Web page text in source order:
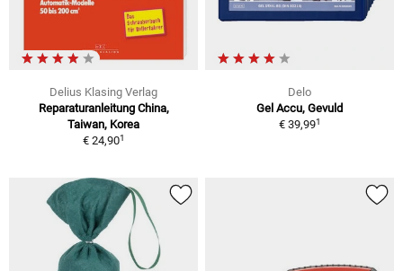
Delius Klasing Verlag
Reparaturanleitung China,
Taiwan, Korea
€ 24,901
Delo
Gel Accu, Gevuld
€ 39,991